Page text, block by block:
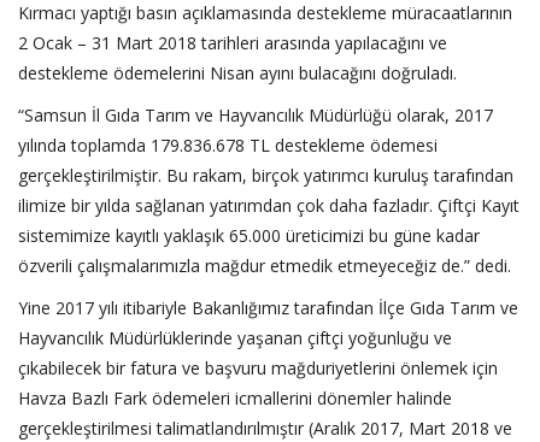
Kırmacı yaptığı basın açıklamasında destekleme müracaatlarının
2 Ocak – 31 Mart 2018 tarihleri arasında yapılacağını ve
destekleme ödemelerini Nisan ayını bulacağını doğruladı.
“Samsun İl Gıda Tarım ve Hayvancılık Müdürlüğü olarak, 2017
yılında toplamda 179.836.678 TL destekleme ödemesi
gerçekleştirilmiştir. Bu rakam, birçok yatırımcı kuruluş tarafından
ilimize bir yılda sağlanan yatırımdan çok daha fazladır. Çiftçi Kayıt
sistemimize kayıtlı yaklaşık 65.000 üreticimizi bu güne kadar
özverili çalışmalarımızla mağdur etmedik etmeyeceğiz de.” dedi.
Yine 2017 yılı itibariyle Bakanlığımız tarafından İlçe Gıda Tarım ve
Hayvancılık Müdürlüklerinde yaşanan çiftçi yoğunluğu ve
çıkabilecek bir fatura ve başvuru mağduriyetlerini önlemek için
Havza Bazlı Fark ödemeleri icmallerini dönemler halinde
gerçekleştirilmesi talimatlandırılmıştır (Aralık 2017, Mart 2018 ve